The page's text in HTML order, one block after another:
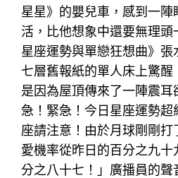
星星》的嬰兒車，感到一
活，比他想象中還要無理
星座運勢與單戀狂想曲》
七層舊報紙的單人床上驚
是因為屋頂傳來了一陣震
急！緊急！今日星座運勢
座請注意！由於月球剛剛
愛機率從昨日的百分之九
分之八十七！」廣播員的聲